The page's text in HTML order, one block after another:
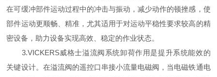
在可缓冲部件运动过程中的冲击与振动，减少动作的顿挫感，使
部件运动更顺畅、精准，尤其适用于对运动平稳性要求较高的精
密设备，助力设备实现高效、稳定的作业状态。
3.VICKERS威格士溢流阀系统卸荷作用是提升系统能效的
关键设计。在溢流阀的遥控口串接小流量电磁阀，当电磁铁通电